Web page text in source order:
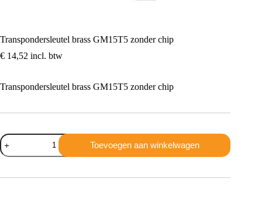
Transpondersleutel brass GM15T5 zonder chip
€ 14,52 incl. btw
Transpondersleutel brass GM15T5 zonder chip
Transpondersleutel
brass
GM15T5
chip
Toevoegen aan winkelwagen